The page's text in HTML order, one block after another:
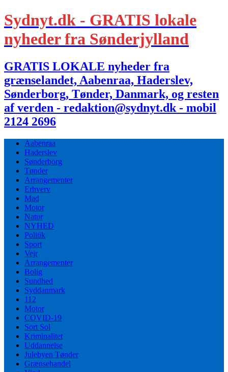
Sydnyt.dk - GRATIS lokale
nyheder fra Sønderjylland
GRATIS LOKALE nyheder fra
grænselandet, Aabenraa, Haderslev,
Sønderborg, Tønder, Danmark, og resten
af verden - redaktion@sydnyt.dk - mobil
2124 2696
Aabenraa
Haderslev
Sønderborg
Tønder
Arrangementer
Erhverv
Mad
Motor
Natur
NYHED
Politik
Sport
Vejr
Arrangementer
Bolig
Sundhed
Syddanmark
112
Motor
COVID-19
Sort Sol
Kriminalitet
Uddannelse
Julebyen Tønder
Grænsehandel